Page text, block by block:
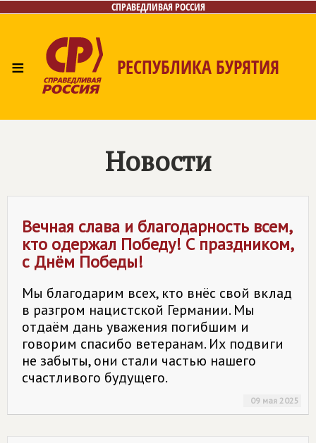
СПРАВЕДЛИВАЯ РОССИЯ
≡ РЕСПУБЛИКА БУРЯТИЯ
Новости
Вечная слава и благодарность всем,
кто одержал Победу! С праздником,
с Днём Победы!
Мы благодарим всех, кто внёс свой вклад
в разгром нацистской Германии. Мы
отдаём дань уважения погибшим и
говорим спасибо ветеранам. Их подвиги
не забыты, они стали частью нашего
счастливого будущего.
09 мая 2025